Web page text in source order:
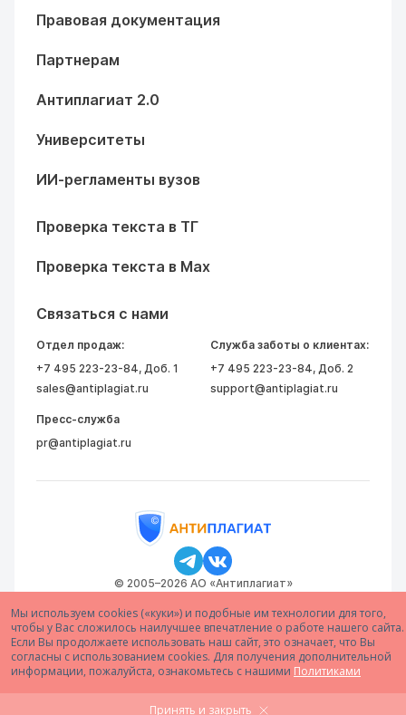
Мы используем cookies («куки») и подобные им технологии для того,
чтобы у Вас сложилось наилучшее впечатление о работе нашего сайта.
Если Вы продолжаете использовать наш сайт, это означает, что Вы
согласны с использованием cookies. Для получения дополнительной
информации, пожалуйста, ознакомьтесь с нашими Политиками
Принять и закрыть
Правовая документация
Партнерам
Антиплагиат 2.0
Университеты
ИИ-регламенты вузов
Проверка текста в ТГ
Проверка текста в Max
Связаться с нами
Отдел продаж:
+7 495 223-23-84, Доб. 1
sales@antiplagiat.ru
Служба заботы о клиентах:
+7 495 223-23-84, Доб. 2
support@antiplagiat.ru
Пресс-служба
pr@antiplagiat.ru
© 2005–2026 АО «Антиплагиат»